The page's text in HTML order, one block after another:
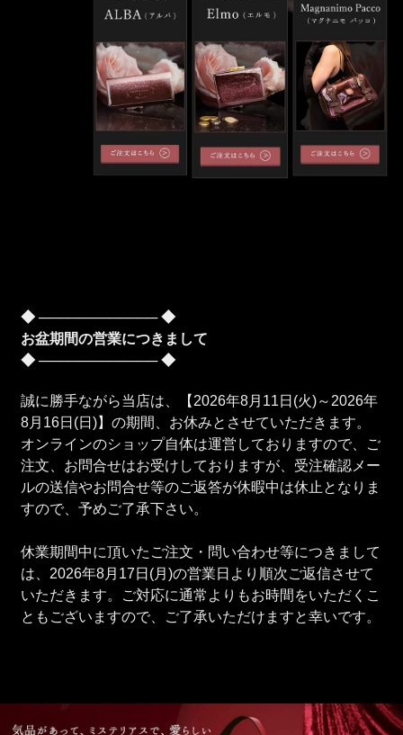
◆ ──────────── ◆
お盆期間の営業につきまして
◆ ──────────── ◆
誠に勝手ながら当店は、【2026年8月11日(火)～2026年
8月16日(日)】の期間、お休みとさせていただきます。
オンラインのショップ自体は運営しておりますので、ご
注文、お問合せはお受けしておりますが、受注確認メー
ルの送信やお問合せ等のご返答が休暇中は休止となりま
すので、予めご了承下さい。
休業期間中に頂いたご注文・問い合わせ等につきまして
は、2026年8月17日(月)の営業日より順次ご返信させて
いただきます。ご対応に通常よりもお時間をいただくこ
ともございますので、ご了承いただけますと幸いです。